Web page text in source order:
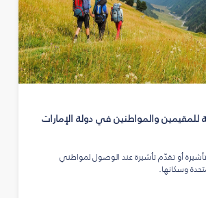
للمقيمين والمواطنين في دولة الإمارات
أو تقدّم تأشيرة عند الوصول لمواطني
وسكانها.